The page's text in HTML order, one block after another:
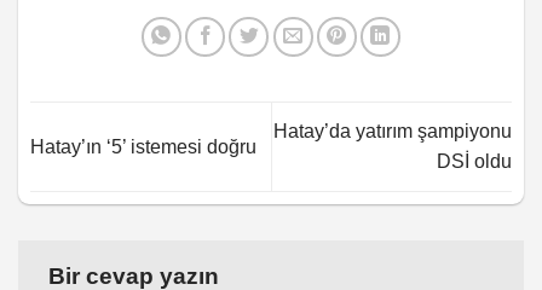
Hatay’ın ‘5’ istemesi doğru
Hatay’da yatırım şampiyonu
DSİ oldu
Bir cevap yazın